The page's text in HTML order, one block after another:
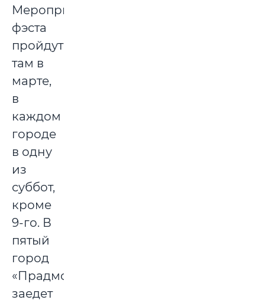
Мероприятия
фэста
пройдут
там в
марте,
в
каждом
городе
в одну
из
суббот,
кроме
9-го. В
пятый
город
«Прадмова»
заедет